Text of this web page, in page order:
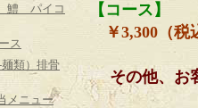
鱧 パイコ
ス
類）排骨
メニュー
【コース】
￥3,300（税
その他、お